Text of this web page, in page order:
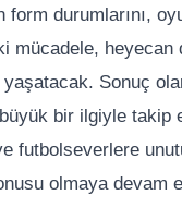
form durumlarını,
mücadele,
Sonuç
bir ilgiyle takip
futbolseverlere
olmaya devam